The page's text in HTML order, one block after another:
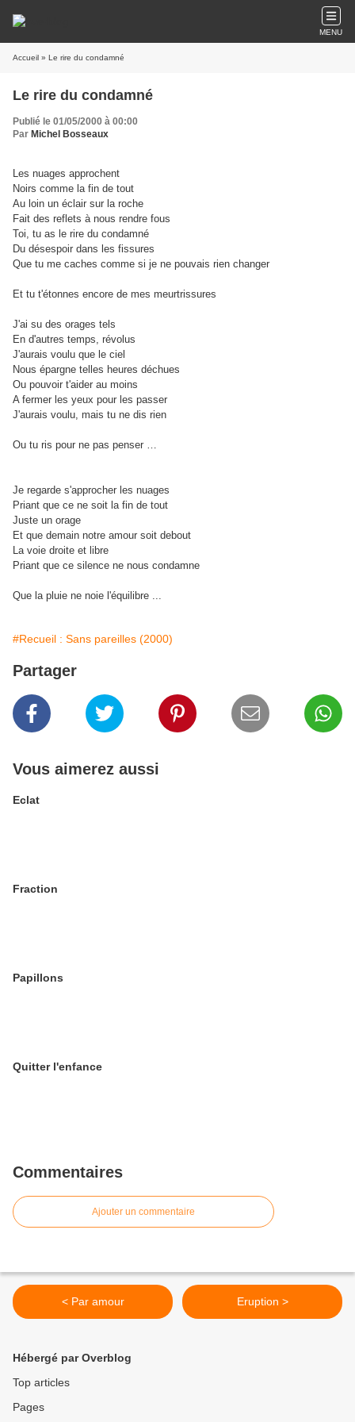
MENU
Accueil » Le rire du condamné
Le rire du condamné
Publié le 01/05/2000 à 00:00
Par Michel Bosseaux
Les nuages approchent
Noirs comme la fin de tout
Au loin un éclair sur la roche
Fait des reflets à nous rendre fous
Toi, tu as le rire du condamné
Du désespoir dans les fissures
Que tu me caches comme si je ne pouvais rien changer
Et tu t'étonnes encore de mes meurtrissures
J'ai su des orages tels
En d'autres temps, révolus
J'aurais voulu que le ciel
Nous épargne telles heures déchues
Ou pouvoir t'aider au moins
A fermer les yeux pour les passer
J'aurais voulu, mais tu ne dis rien
Ou tu ris pour ne pas penser …
Je regarde s'approcher les nuages
Priant que ce ne soit la fin de tout
Juste un orage
Et que demain notre amour soit debout
La voie droite et libre
Priant que ce silence ne nous condamne
Que la pluie ne noie l'équilibre ...
#Recueil : Sans pareilles (2000)
Partager
Vous aimerez aussi
Eclat
Fraction
Papillons
Quitter l'enfance
Commentaires
Ajouter un commentaire
< Par amour Eruption >
Hébergé par Overblog
Top articles
Pages